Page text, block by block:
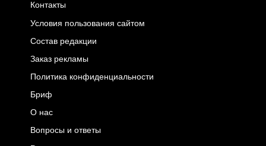
Контакты
Условия пользования сайтом
Состав редакции
Заказ рекламы
Политика конфиденциальности
Бриф
О нас
Вопросы и ответы